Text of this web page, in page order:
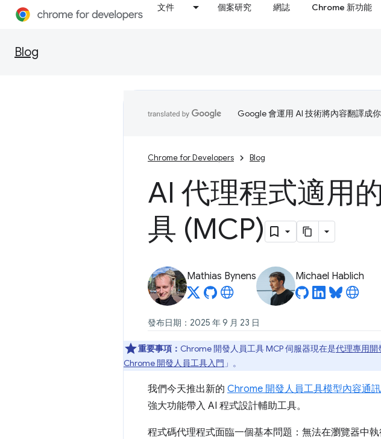
文件 個案研究 網誌 Chrome 新功能
Blog
Google 會運用 AI 技術將內容翻譯成
Chrome for Developers Blog
AI 代理程式適用
具 (MCP)
Mathias Bynens Michael Hablich
發布日期：2025 年 9 月 23 日
重要事項： Chrome 開發人員工具 MCP 伺服器現在是代理專用開
Chrome 開發人員工具入門 」。
我們今天推出新的 Chrome 開發人員工具模型內容通
強大功能帶入 AI 程式設計輔助工具。
程式碼代理程式面臨一個基本問題：無法在瀏覽器中